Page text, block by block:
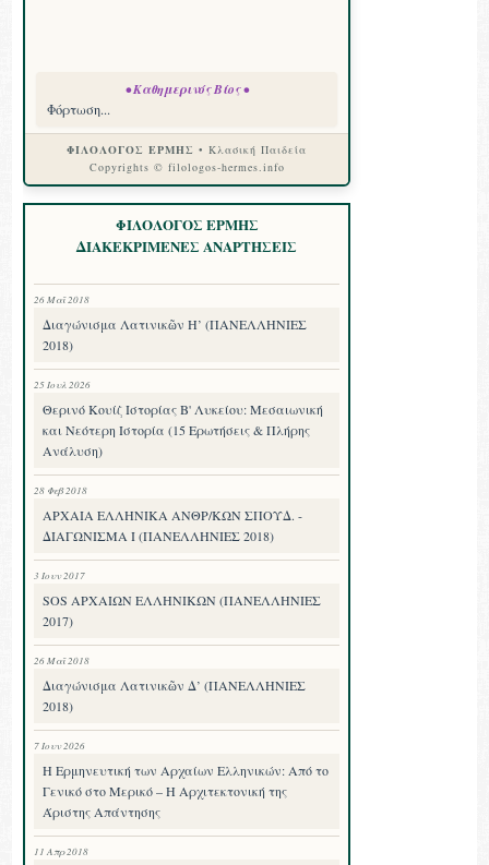
• Καθημερινός Βίος •
Φόρτωση...
ΦΙΛΟΛΟΓΟΣ ΕΡΜΗΣ • Κλασική Παιδεία
Copyrights © filologos-hermes.info
ΦΙΛΟΛΟΓΟΣ ΕΡΜΗΣ
ΔΙΑΚΕΚΡΙΜΕΝΕΣ ΑΝΑΡΤΗΣΕΙΣ
26 Μαΐ 2018
Διαγώνισμα Λατινικῶν Η’ (ΠΑΝΕΛΛΗΝΙΕΣ
2018)
25 Ιουλ 2026
Θερινό Κουίζ Ιστορίας Β' Λυκείου: Μεσαιωνική
και Νεότερη Ιστορία (15 Ερωτήσεις & Πλήρης
Ανάλυση)
28 Φεβ 2018
ΑΡΧΑΙΑ ΕΛΛΗΝΙΚΑ ΑΝΘΡ/ΚΩΝ ΣΠΟΥΔ. -
ΔΙΑΓΩΝΙΣΜΑ I (ΠΑΝΕΛΛΗΝΙΕΣ 2018)
3 Ιουν 2017
SOS ΑΡΧΑΙΩΝ ΕΛΛΗΝΙΚΩΝ (ΠΑΝΕΛΛΗΝΙΕΣ
2017)
26 Μαΐ 2018
Διαγώνισμα Λατινικῶν Δ’ (ΠΑΝΕΛΛΗΝΙΕΣ
2018)
7 Ιουν 2026
Η Ερμηνευτική των Αρχαίων Ελληνικών: Από το
Γενικό στο Μερικό – Η Αρχιτεκτονική της
Άριστης Απάντησης
11 Απρ 2018